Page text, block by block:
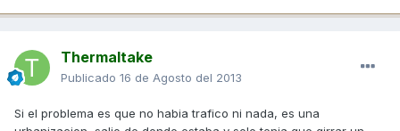
Thermaltake
Publicado 16 de Agosto del 2013
Si el problema es que no habia trafico ni nada, es una